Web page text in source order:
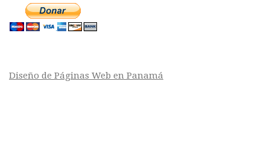
Diseño de Páginas Web en Panamá